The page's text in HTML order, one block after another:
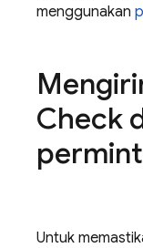
menggunakan
Check
Untuk